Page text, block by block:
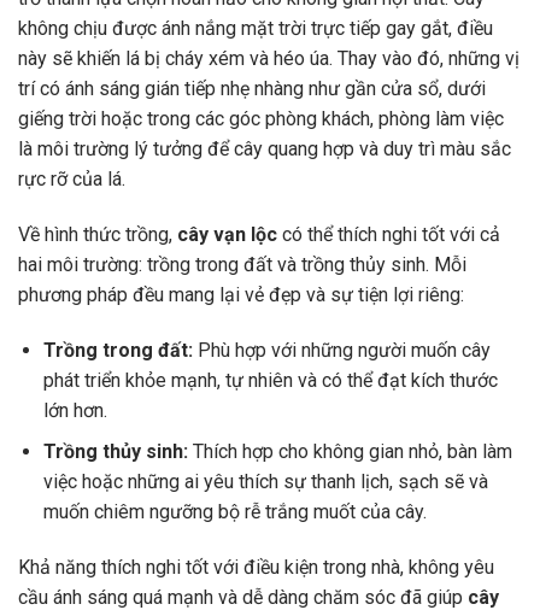
không chịu được ánh nắng mặt trời trực tiếp gay gắt, điều
này sẽ khiến lá bị cháy xém và héo úa. Thay vào đó, những vị
trí có ánh sáng gián tiếp nhẹ nhàng như gần cửa sổ, dưới
giếng trời hoặc trong các góc phòng khách, phòng làm việc
là môi trường lý tưởng để cây quang hợp và duy trì màu sắc
rực rỡ của lá.
Về hình thức trồng, cây vạn lộc có thể thích nghi tốt với cả
hai môi trường: trồng trong đất và trồng thủy sinh. Mỗi
phương pháp đều mang lại vẻ đẹp và sự tiện lợi riêng:
Trồng trong đất: Phù hợp với những người muốn cây
phát triển khỏe mạnh, tự nhiên và có thể đạt kích thước
lớn hơn.
Trồng thủy sinh:Thích hợp cho không gian nhỏ, bàn làm
việc hoặc những ai yêu thích sự thanh lịch, sạch sẽ và
muốn chiêm ngưỡng bộ rễ trắng muốt của cây.
Khả năng thích nghi tốt với điều kiện trong nhà, không yêu
cầu ánh sáng quá mạnh và dễ dàng chăm sóc đã giúp cây